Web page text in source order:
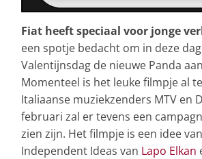
Fiat heeft speciaal voor jonge
een spotje bedacht om in deze
Valentijnsdag de nieuwe Panda
Momenteel is het leuke filmpje al
Italiaanse muziekzenders MTV en
februari zal er tevens een
zien zijn. Het filmpje is een idee
Independent Ideas van Lapo Elkan